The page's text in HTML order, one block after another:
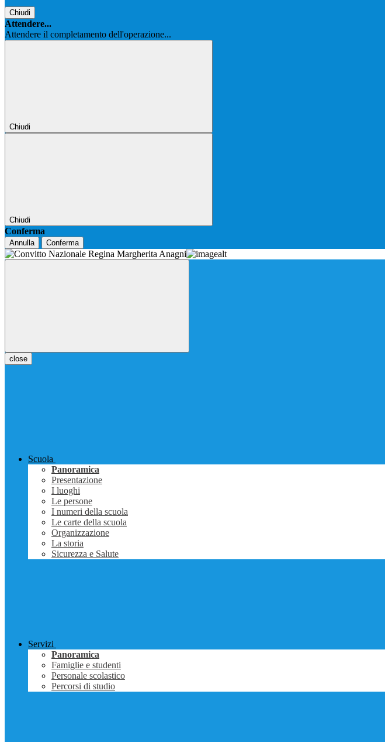
Chiudi
Attendere...
Attendere il completamento dell'operazione...
Chiudi
Chiudi
Conferma
Annulla Conferma
close
Scuola
Panoramica
Presentazione
I luoghi
Le persone
I numeri della scuola
Le carte della scuola
Organizzazione
La storia
Sicurezza e Salute
Servizi
Panoramica
Famiglie e studenti
Personale scolastico
Percorsi di studio